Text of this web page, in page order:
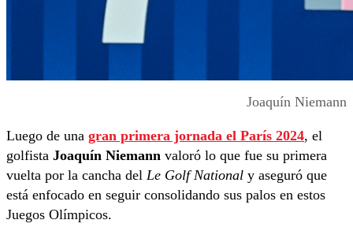
Joaquín Niemann
Luego de una gran primera jornada el París 2024, el
golfista Joaquín Niemann valoró lo que fue su primera
vuelta por la cancha del Le Golf National y aseguró que
está enfocado en seguir consolidando sus palos en estos
Juegos Olímpicos.